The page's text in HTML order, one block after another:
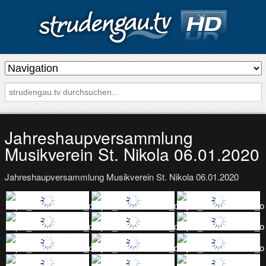
s
t
r
u
d
e
n
g
u
.
t
Jahreshaupversammlung
Musikverein St. Nikola 06.01.2020
Jahreshaupversammlung Musikverein St. Nikola 06.01.2020